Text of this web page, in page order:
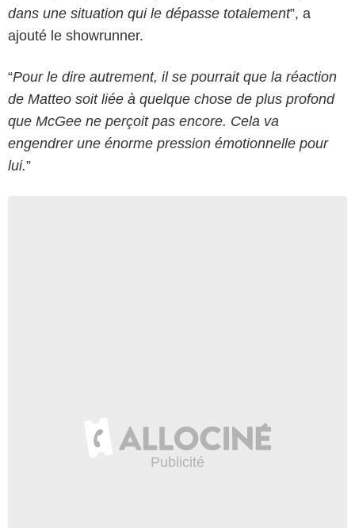
dans une situation qui le dépasse totalement”, a
ajouté le showrunner.
“Pour le dire autrement, il se pourrait que la réaction
de Matteo soit liée à quelque chose de plus profond
que McGee ne perçoit pas encore. Cela va
engendrer une énorme pression émotionnelle pour
lui.”